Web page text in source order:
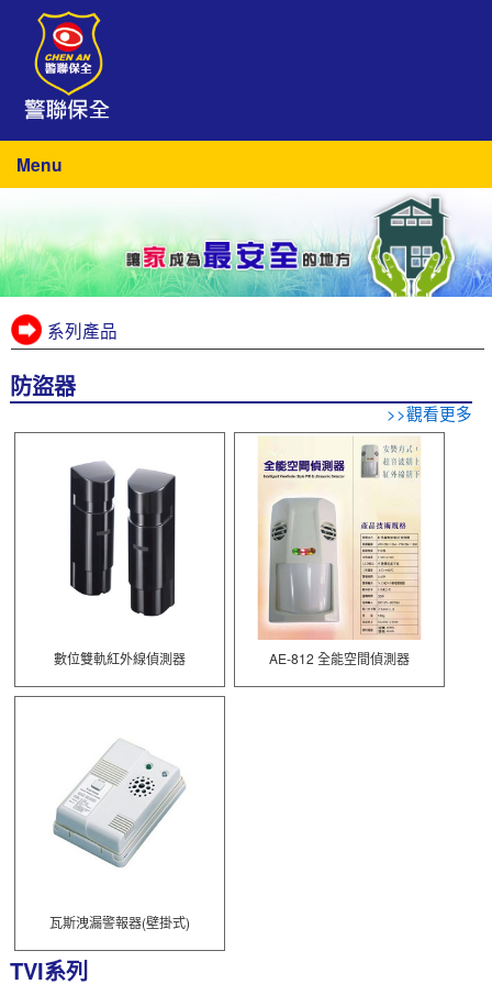
Menu
系列產品
防盜器
>>觀看更多
數位雙軌紅外線偵測器 AE-812 全能空間偵測器
瓦斯洩漏警報器(壁掛式)
TVI系列